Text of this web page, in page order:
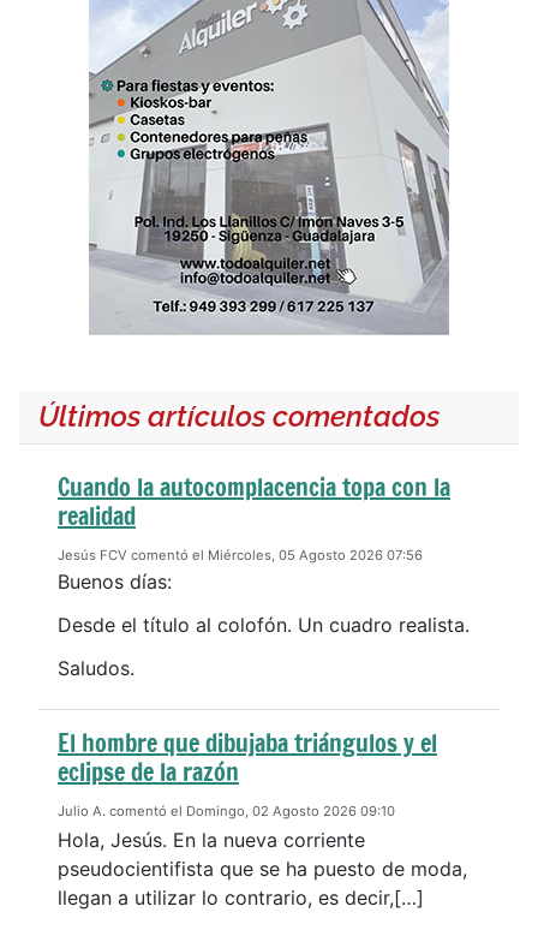
Últimos artículos comentados
Cuando la autocomplacencia topa con la
realidad
Jesús FCV comentó el Miércoles, 05 Agosto 2026 07:56
Buenos días:
Desde el título al colofón. Un cuadro realista.
Saludos.
El hombre que dibujaba triángulos y el
eclipse de la razón
Julio A. comentó el Domingo, 02 Agosto 2026 09:10
Hola, Jesús. En la nueva corriente
pseudocientifista que se ha puesto de moda,
llegan a utilizar lo contrario, es decir,[…]